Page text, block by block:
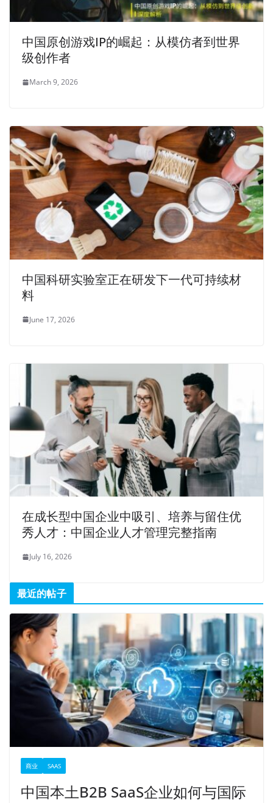
中国原创游戏IP的崛起：从模仿者到世界
级创作者
March 9, 2026
中国科研实验室正在研发下一代可持续材
料
June 17, 2026
在成长型中国企业中吸引、培养与留住优
秀人才：中国企业人才管理完整指南
July 16, 2026
最近的帖子
商业 SAAS
中国本土B2B SaaS企业如何与国际